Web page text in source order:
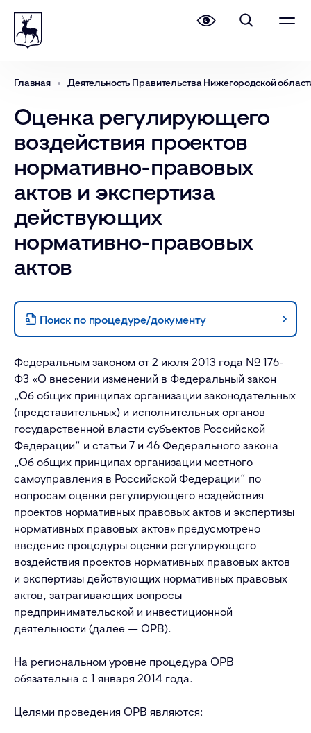
Главная Деятельность Правительства Нижегородской
Оценка регулирующего
воздействия проектов
нормативно-правовых
актов и экспертиза
действующих
нормативно-правовых
актов
Поиск по процедуре/документу
Федеральным законом от 2 июля 2013 года № 176-
ФЗ «О внесении изменений в Федеральный закон
„Об общих принципах организации законодательных
(представительных) и исполнительных органов
государственной власти субъектов Российской
Федерации“ и статьи 7 и 46 Федерального закона
„Об общих принципах организации местного
самоуправления в Российской Федерации“ по
вопросам оценки регулирующего воздействия
проектов нормативных правовых актов и экспертизы
нормативных правовых актов» предусмотрено
введение процедуры оценки регулирующего
воздействия проектов нормативных правовых актов
и экспертизы действующих нормативных правовых
актов, затрагивающих вопросы
предпринимательской и инвестиционной
деятельности (далее — ОРВ).
На региональном уровне процедура ОРВ
обязательна с 1 января 2014 года.
Целями проведения ОРВ являются: